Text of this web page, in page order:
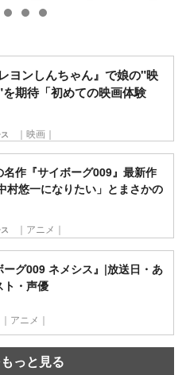
ヨンしんちゃん』で娘の"映
期待「初めての映画体験
｜映画｜
作『サイボーグ009』最新作
村悠一になりたい」とまさかの
｜アニメ｜
ーグ009 ネメシス』|放送日・あ
ト・声優
｜アニメ｜
っと見る